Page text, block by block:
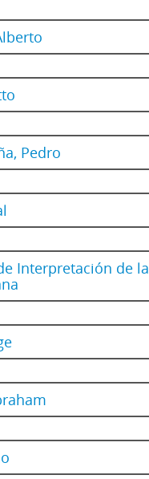
Pedro
Interpretación de la